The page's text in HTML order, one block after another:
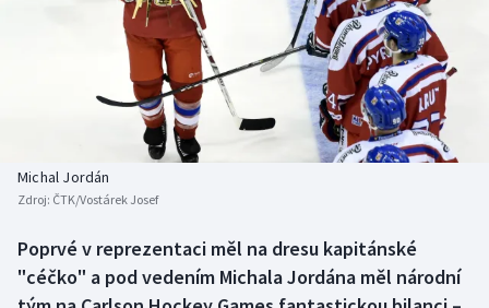
Americký fotbal
Baseball a softbal
Biatlon
Box
NEPŘEHLÉDNĚTE
Historické návraty
Aplikace ČT sport
Michal Jordán
Zdroj: ČTK/Vostárek Josef
Poprvé v reprezentaci měl na dresu kapitánské
"céčko" a pod vedením Michala Jordána měl národní